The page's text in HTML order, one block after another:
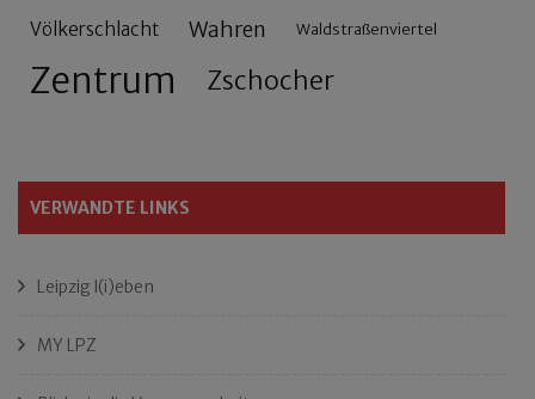
Völkerschlacht Wahren Waldstraßenviertel
Zentrum Zschocher
VERWANDTE LINKS
Leipzig l(i)eben
MY LPZ